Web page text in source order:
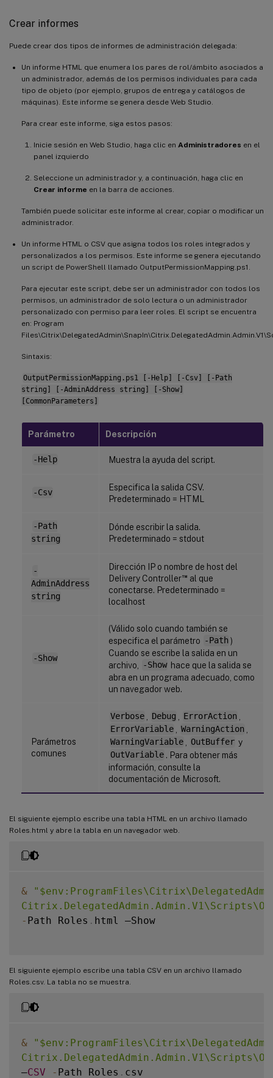
Crear informes
Puede crear dos tipos de informes de administración delegada:
Un informe HTML que enumera los pares de rol/ámbito asociados a
un administrador, además de los permisos individuales para cada
tipo de objeto (por ejemplo, grupos de entrega y catálogos de
máquinas). Este informe se genera desde Web Studio.
Para crear este informe, siga estos pasos:
Inicie sesión en Web Studio, haga clic en Administradores en el
panel izquierdo
Seleccione un administrador y, a continuación, haga clic en
Crear informe en la barra de acciones.
También puede solicitar este informe al crear, copiar o modificar un
administrador.
Un informe HTML o CSV que asigna todos los roles integrados y
personalizados a los permisos. Este informe se genera ejecutando
un script de PowerShell llamado OutputPermissionMapping.ps1.
Para ejecutar este script, debe ser un administrador con todos los
permisos, un administrador de solo lectura o un administrador
personalizado con permiso para leer roles. El script se encuentra
en: Program
Sintaxis:
OutputPermissionMapping.ps1 [-Help] [-Csv] [-Path
string] [-AdminAddress string] [-Show]
[CommonParameters]
Parámetro Descripción
-Help Muestra la ayuda del script.
-Csv
Especifica la salida CSV.
Predeterminado = HTML
-Path
string
Dónde escribir la salida.
Predeterminado = stdout
-
AdminAddress
string
Dirección IP o nombre de host del
Delivery Controller™ al que
conectarse. Predeterminado =
localhost
-Show
(Válido solo cuando también se
especifica el parámetro -Path )
Cuando se escribe la salida en un
archivo,
-Show hace que la salida se
abra en un programa adecuado, como
un navegador web.
Parámetros
comunes
Verbose Debug ErrorAction
ErrorVariable
WarningAction
WarningVariable
OutBuffer y
OutVariable . Para obtener más
información, consulte la
documentación de Microsoft.
El siguiente ejemplo escribe una tabla HTML en un archivo llamado
Roles.html y abre la tabla en un navegador web.
&
- Path Roles . html –Show
El siguiente ejemplo escribe una tabla CSV en un archivo llamado
Roles.csv. La tabla no se muestra.
&
–CSV - Path Roles . csv